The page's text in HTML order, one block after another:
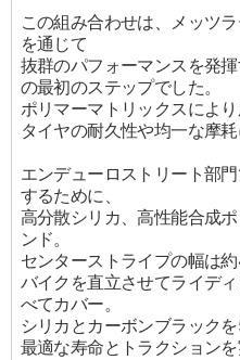
この組み合わせは、メッツ
を通じて
抜群のパフォーマンスを発
の最初のステップでした。
ポリマーマトリックスにより
タイヤの耐久性や均一な摩耗
エンデューロストリート部
するために、
高分散シリカ、高性能合成
ンド。
センターストライプの幅は約
バイクを直立させてライデ
べてカバー。
シリカとカーボンブラック
最適な寿命とトラクションを